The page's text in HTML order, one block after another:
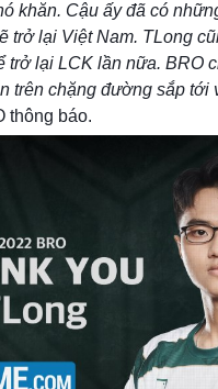
khăn. Cậu ấy đã có
trở lại Việt Nam. TLong
trở lại LCK lần nữa. BRO
trên chặng đường sắp tới
thông báo.